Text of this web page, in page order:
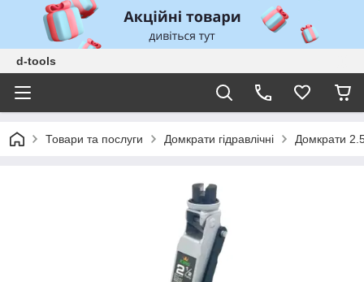
d-tools
Товари та послуги Домкрати гідравлічні Домкрати